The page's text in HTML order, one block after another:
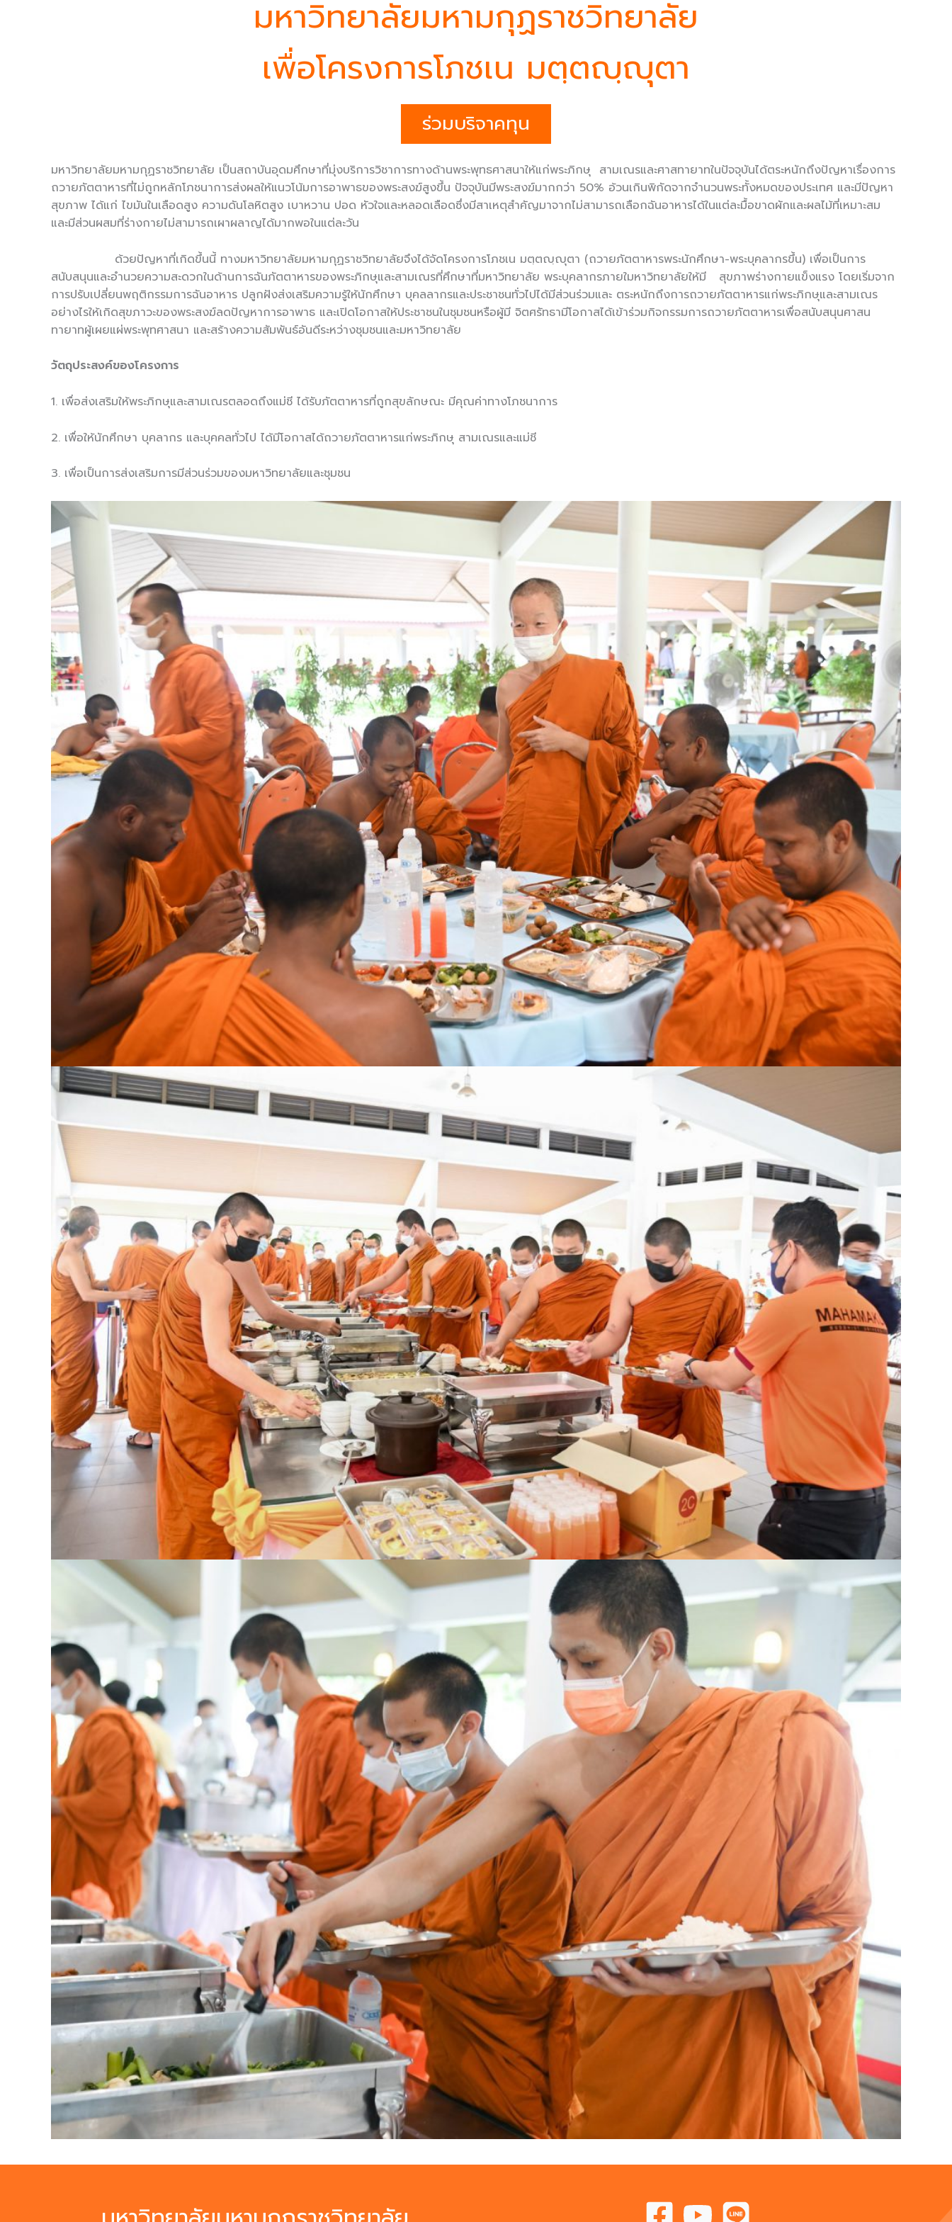
มหาวิทยาลัยมหามกุฏราชวิทยาลัย
เพื่อโครงการโภชเน มตฺตญฺญุตา
ร่วมบริจาคทุน
มหาวิทยาลัยมหามกุฏราชวิทยาลัย เป็นสถาบันอุดมศึกษาที่มุ่งบริการวิชาการทางด้านพระพุทธศาสนาให้แก่พระภิกษุ สามเณรและศาสทายาทในปัจจุบันได้ตระหนักถึงปัญหาเรื่องการ
ถวายภัตตาหารที่ไม่ถูกหลักโภชนาการส่งผลให้แนวโน้มการอาพาธของพระสงฆ์สูงขึ้น ปัจจุบันมีพระสงฆ์มากกว่า 50% อ้วนเกินพิกัดจากจำนวนพระทั้งหมดของประเทศ และมีปัญหา
สุขภาพ ได้แก่ ไขมันในเลือดสูง ความดันโลหิตสูง เบาหวาน ปอด หัวใจและหลอดเลือดซึ่งมีสาเหตุสำคัญมาจากไม่สามารถเลือกฉันอาหารได้ในแต่ละมื้อขาดผักและผลไม้ที่เหมาะสม
และมีส่วนผสมที่ร่างกายไม่สามารถเผาผลาญได้มากพอในแต่ละวัน
ด้วยปัญหาที่เกิดขึ้นนี้ ทางมหาวิทยาลัยมหามกุฏราชวิทยาลัยจึงได้จัดโครงการโภชเน มตฺตญฺญุตา (ถวายภัตตาหารพระนักศึกษา-พระบุคลากรขึ้น) เพื่อเป็นการ
สนับสนุนและอำนวยความสะดวกในด้านการฉันภัตตาหารของพระภิกษุและสามเณรที่ศึกษาที่มหาวิทยาลัย พระบุคลากรภายใมหาวิทยาลัยให้มี สุขภาพร่างกายแข็งแรง โดยเริ่มจาก
การปรับเปลี่ยนพฤติกรรมการฉันอาหาร ปลูกฝังส่งเสริมความรู้ให้นักศึกษา บุคลลากรและประชาชนทั่วไปได้มีส่วนร่วมและ ตระหนักถึงการถวายภัตตาหารแก่พระภิกษุและสามเณร
อย่างไรให้เกิดสุขภาวะของพระสงฆ์ลดปัญหาการอาพาธ และเปิดโอกาสให้ประชาชนในชุมชนหรือผู้มี จิตศรัทธามีโอกาสได้เข้าร่วมกิจกรรมการถวายภัตตาหารเพื่อสนับสนุนศาสน
ทายาทผู้เผยแผ่พระพุทศาสนา และสร้างความสัมพันธ์อันดีระหว่างชุมชนและมหาวิทยาลัย
วัตถุประสงค์ของโครงการ
1. เพื่อส่งเสริมให้พระภิกษุและสามเณรตลอดถึงแม่ชี ได้รับภัตตาหารที่ถูกสุขลักษณะ มีคุณค่าทางโภชนาการ
2. เพื่อให้นักศึกษา บุคลากร และบุคคลทั่วไป ได้มีโอกาสได้ถวายภัตตาหารแก่พระภิกษุ สามเณรและแม่ชี
3. เพื่อเป็นการส่งเสริมการมีส่วนร่วมของมหาวิทยาลัยและชุมชน